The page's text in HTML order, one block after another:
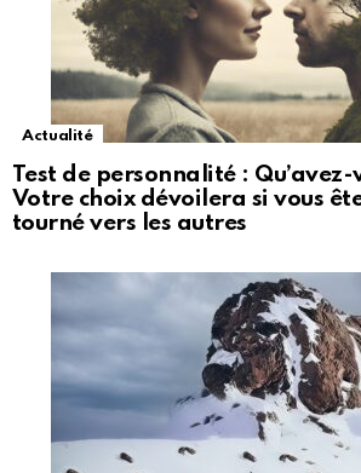
Actualité
Test de personnalité : Qu’avez-
Votre choix dévoilera si vous
tourné vers les autres